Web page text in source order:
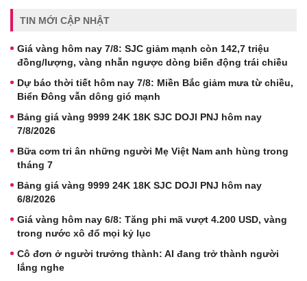
TIN MỚI CẬP NHẬT
Giá vàng hôm nay 7/8: SJC giảm mạnh còn 142,7 triệu
đồng/lượng, vàng nhẫn ngược dòng biến động trái chiều
Dự báo thời tiết hôm nay 7/8: Miền Bắc giảm mưa từ chiều,
Biển Đông vẫn dông gió mạnh
Bảng giá vàng 9999 24K 18K SJC DOJI PNJ hôm nay
7/8/2026
Bữa cơm tri ân những người Mẹ Việt Nam anh hùng trong
tháng 7
Bảng giá vàng 9999 24K 18K SJC DOJI PNJ hôm nay
6/8/2026
Giá vàng hôm nay 6/8: Tăng phi mã vượt 4.200 USD, vàng
trong nước xô đổ mọi kỷ lục
Cô đơn ở người trưởng thành: AI đang trở thành người
lắng nghe